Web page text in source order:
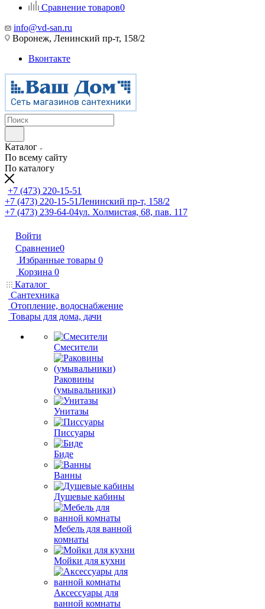
Сравнение товаров0
info@vd-san.ru
Воронеж, Ленинский пр-т, 158/2
Вконтакте
Каталог
По всему сайту
По каталогу
+7 (473) 220-15-51
+7 (473) 220-15-51Ленинский пр-т, 158/2
+7 (473) 239-64-04ул. Холмистая, 68, пав. 117
Войти
Сравнение0
Избранные товары 0
Корзина 0
Каталог
Сантехника
Отопление, водоснабжение
Товары для дома, дачи
Смесители
Раковины
(умывальники)
Унитазы
Писсуары
Биде
Ванны
Душевые кабины
Мебель для ванной
комнаты
Мойки для кухни
Аксессуары для
ванной комнаты